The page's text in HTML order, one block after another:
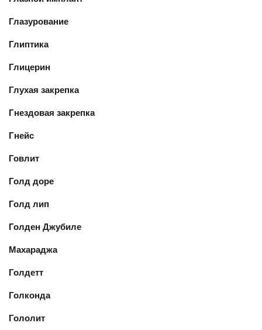
Глазурование
Глиптика
Глицерин
Глухая закрепка
Гнездовая закрепка
Гнейс
Говлит
Голд доре
Голд лип
Голден Джубиле
Махараджа
Голдетт
Голконда
Гололит